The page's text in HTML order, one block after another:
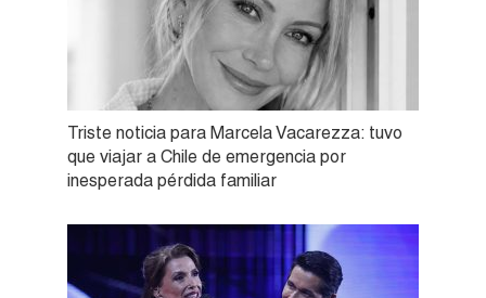
Triste noticia para Marcela Vacarezza: tuvo
que viajar a Chile de emergencia por
inesperada pérdida familiar